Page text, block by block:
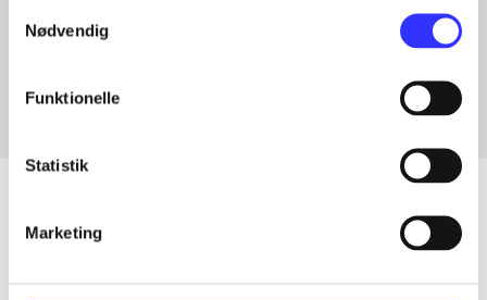
Nødvendig
Funktionelle
Statistik
Marketing
Artikler med samme emner